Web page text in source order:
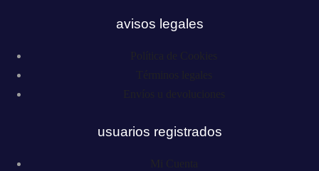
avisos legales
usuarios registrados